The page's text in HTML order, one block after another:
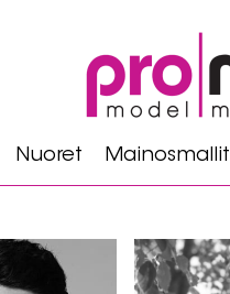
Nuoret Mainosmallit